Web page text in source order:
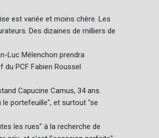
est variée et moins chère. Les
Des dizaines de milliers de
Luc Mélenchon prendra
PCF Fabien Roussel
Capucine Camus, 34 ans.
le portefeuille", et surtout "se
les rues" à la recherche de